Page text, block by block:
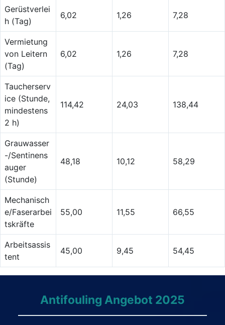
Gerüstverlei
h (Tag)
6,02 1,26 7,28
Vermietung
von Leitern
(Tag)
6,02 1,26 7,28
Taucherserv
ice (Stunde,
mindestens
2 h)
114,42 24,03 138,44
Grauwasser
-/Sentinens
auger
(Stunde)
48,18 10,12 58,29
Mechanisch
e/Faserarbei
tskräfte
55,00 11,55 66,55
Arbeitsassis
tent
45,00 9,45 54,45
Antifouling Angebot 2025